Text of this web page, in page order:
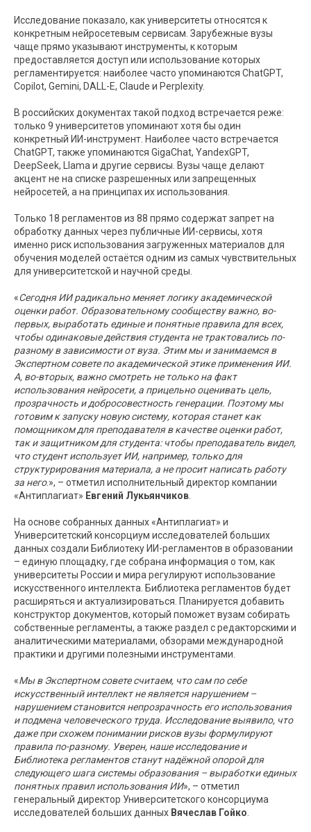
Исследование показало, как университеты относятся к
конкретным нейросетевым сервисам. Зарубежные вузы
чаще прямо указывают инструменты, к которым
предоставляется доступ или использование которых
регламентируется: наиболее часто упоминаются ChatGPT,
Copilot, Gemini, DALL-E, Claude и Perplexity.
В российских документах такой подход встречается реже:
только 9 университетов упоминают хотя бы один
конкретный ИИ-инструмент. Наиболее часто встречается
ChatGPT, также упоминаются GigaChat, YandexGPT,
DeepSeek, Llama и другие сервисы. Вузы чаще делают
акцент не на списке разрешенных или запрещенных
нейросетей, а на принципах их использования.
Только 18 регламентов из 88 прямо содержат запрет на
обработку данных через публичные ИИ-сервисы, хотя
именно риск использования загруженных материалов для
обучения моделей остаётся одним из самых чувствительных
для университетской и научной среды.
«Сегодня ИИ радикально меняет логику академической
оценки работ. Образовательному сообществу важно, во-
первых, выработать единые и понятные правила для всех,
чтобы одинаковые действия студента не трактовались по-
разному в зависимости от вуза. Этим мы и занимаемся в
Экспертном совете по академической этике применения ИИ.
А, во-вторых, важно смотреть не только на факт
использования нейросети, а прицельно оценивать цель,
прозрачность и добросовестность генерации. Поэтому мы
готовим к запуску новую систему, которая станет как
помощником для преподавателя в качестве оценки работ,
так и защитником для студента: чтобы преподаватель видел,
что студент использует ИИ, например, только для
структурирования материала, а не просит написать работу
за него.», – отметил исполнительный директор компании
«Антиплагиат» Евгений Лукьянчиков
На основе собранных данных «Антиплагиат» и
Университетский консорциум исследователей больших
данных создали Библиотеку ИИ-регламентов в образовании
– единую площадку, где собрана информация о том, как
университеты России и мира регулируют использование
искусственного интеллекта. Библиотека регламентов будет
расширяться и актуализироваться. Планируется добавить
конструктор документов, который поможет вузам собирать
собственные регламенты, а также раздел с редакторскими и
аналитическими материалами, обзорами международной
практики и другими полезными инструментами.
«Мы в Экспертном совете считаем, что сам по себе
искусственный интеллект не является нарушением –
нарушением становится непрозрачность его использования
и подмена человеческого труда. Исследование выявило, что
даже при схожем понимании рисков вузы формулируют
правила по-разному. Уверен, наше исследование и
Библиотека регламентов станут надёжной опорой для
следующего шага системы образования – выработки единых
понятных правил использования ИИ», – отметил
генеральный директор Университетского консорциума
исследователей больших данных Вячеслав Гойко